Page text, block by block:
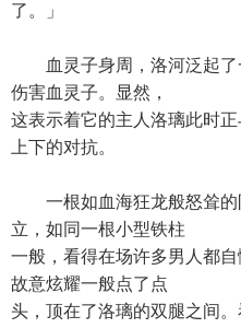
了。」
血灵子身周，洛河泛起了
伤害血灵子。显然，
这表示着它的主人洛璃此时
上下的对抗。
一根如血海狂龙般怒耸的
立，如同一根小型铁柱
一般，看得在场许多男人都
故意炫耀一般点了点
头，顶在了洛璃的双腿之间